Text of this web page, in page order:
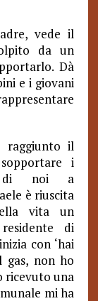
vede il
da un
Dà
e i giovani
raggiunto il
i
di noi a
è riuscita
vita un
di
con ‘hai
gas, non ho
ricevuto una
mi ha